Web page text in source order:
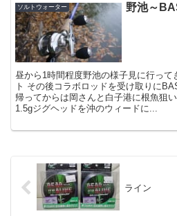
ソルトウォーター 野池～
昼から1時間程度野池の様子見に行って
ト その後コラボロッドを受け取りに
帰ってからは岡さんと白子港に根魚狙
1.5gジグヘッドを沖のウィードに...
ライン